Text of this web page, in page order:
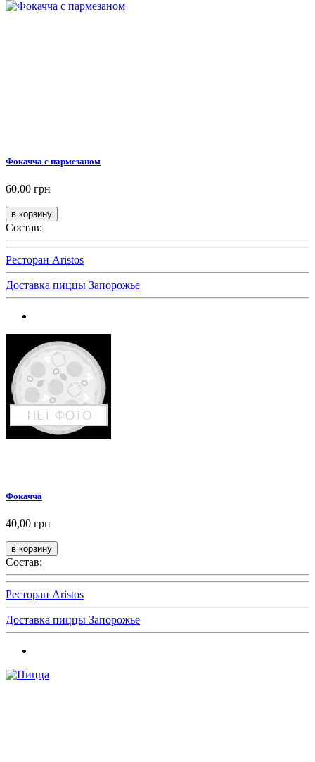
Фокачча с пармезаном
60,00 грн
Состав:
Ресторан Aristos
Доставка пиццы Запорожье
Фокачча
40,00 грн
Состав:
Ресторан Aristos
Доставка пиццы Запорожье